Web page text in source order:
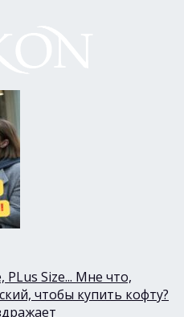
PLus Size... Мне что,
чтобы купить кофту?